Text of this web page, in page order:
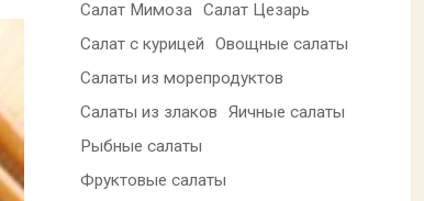
Салат Мимоза Салат Цезарь
Салат с курицей
Овощные салаты
Салаты из морепродуктов
Салаты из злаков
Яичные салаты
Рыбные салаты
Фруктовые салаты